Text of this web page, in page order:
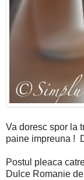
Va doresc spor la
paine impreuna !
Postul pleaca
Dulce Romanie